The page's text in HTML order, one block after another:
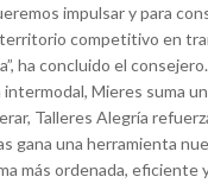
impulsar y para
competitivo en
ha concluido el consejero.
Mieres suma
Talleres Alegría
gana una herramienta
más ordenada, eficiente